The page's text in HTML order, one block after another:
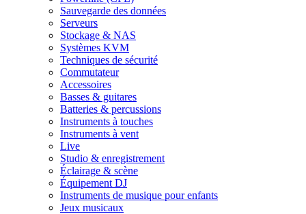
Sauvegarde des données
Serveurs
Stockage & NAS
Systèmes KVM
Techniques de sécurité
Commutateur
Accessoires
Basses & guitares
Batteries & percussions
Instruments à touches
Instruments à vent
Live
Studio & enregistrement
Éclairage & scène
Équipement DJ
Instruments de musique pour enfants
Jeux musicaux